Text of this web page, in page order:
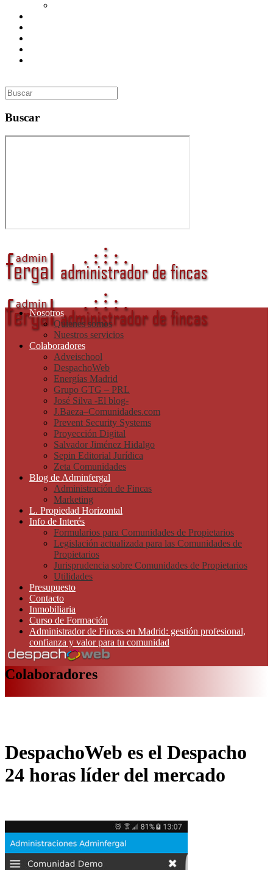
Buscar
Nosotros
Quienes somos
Nuestros servicios
Colaboradores
Adveischool
DespachoWeb
Energías Madrid
Grupo GTG – PRL
José Silva -El blog-
J.Baeza–Comunidades.com
Prevent Security Systems
Proyección Digital
Salvador Jiménez Hidalgo
Sepin Editorial Jurídica
Zeta Comunidades
Blog de Adminfergal
Administración de Fincas
Marketing
L. Propiedad Horizontal
Info de Interés
Formularios para Comunidades de Propietarios
Legislación actualizada para las Comunidades de
Propietarios
Jurisprudencia sobre Comunidades de Propietarios
Utilidades
Presupuesto
Contacto
Inmobiliaria
Curso de Formación
Administrador de Fincas en Madrid: gestión profesional,
confianza y valor para tu comunidad
Colaboradores
DespachoWeb es el Despacho
24 horas líder del mercado